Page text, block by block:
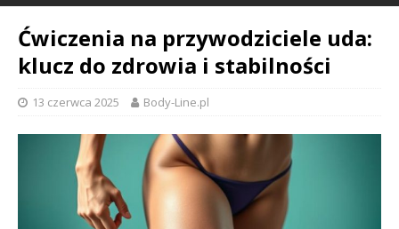
Ćwiczenia na przywodziciele uda:
klucz do zdrowia i stabilności
13 czerwca 2025 Body-Line.pl